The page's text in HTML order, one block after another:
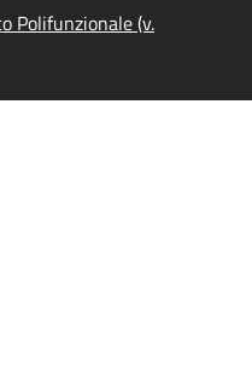
Polifunzionale (v.